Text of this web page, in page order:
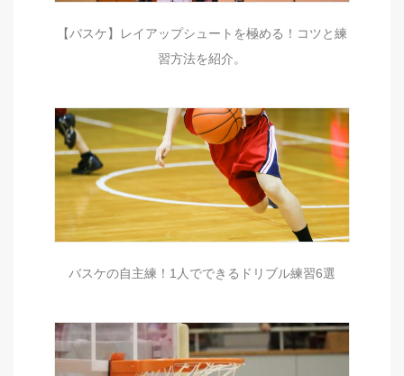
【バスケ】レイアップシュートを極める！コツと練
習方法を紹介。
バスケの自主練！1人でできるドリブル練習6選